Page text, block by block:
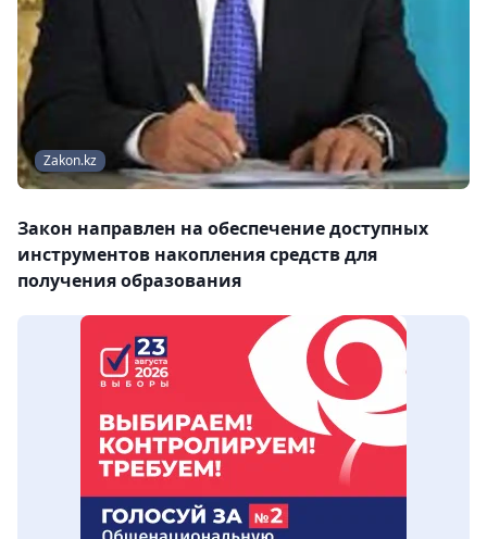
Zakon.kz
Закон направлен на обеспечение доступных
инструментов накопления средств для
получения образования